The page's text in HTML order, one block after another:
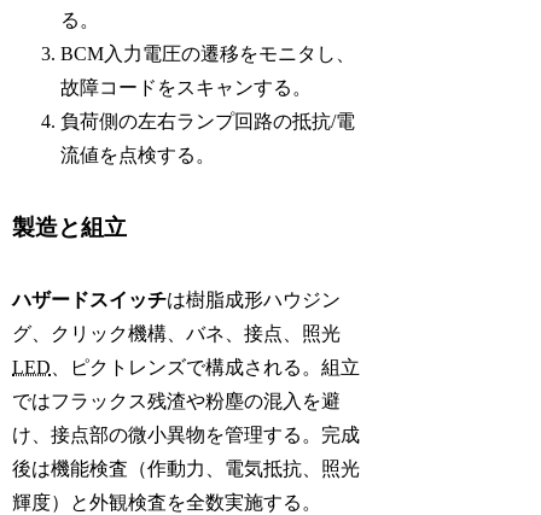
る。
BCM入力電圧の遷移をモニタし、
故障コードをスキャンする。
負荷側の左右ランプ回路の抵抗/電
流値を点検する。
製造と組立
ハザードスイッチは樹脂成形ハウジン
グ、クリック機構、バネ、接点、照光
LED 、ピクトレンズで構成される。組立
ではフラックス残渣や粉塵の混入を避
け、接点部の微小異物を管理する。完成
後は機能検査（作動力、電気抵抗、照光
輝度）と外観検査を全数実施する。